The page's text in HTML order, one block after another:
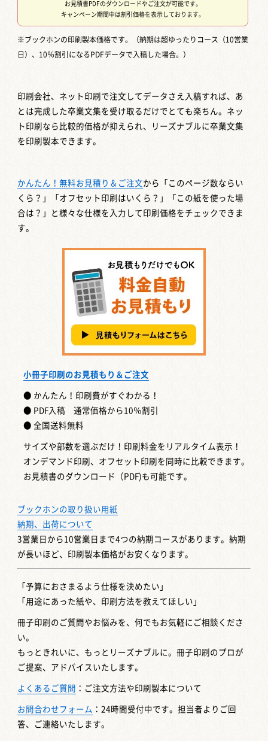
お見積書PDFのダウンロードやご注文が可能です。
キャンペーン期間中は割引価格を表示しております。
※ブックホンの印刷製本価格です。（納期は超ゆったりコース（10営業
日）、10％割引になるPDFデータで入稿した場合。）
印刷会社、ネット印刷で注文してデータさえ入稿すれば、あ
とは完成した卒業文集を受け取るだけでとても楽ちん。ネッ
ト印刷なら比較的価格が抑えられ、リーズナブルに卒業文集
を印刷製本できます。
かんたん！無料お見積り＆ご注文から「このページ数ならい
くら？」「オフセット印刷はいくら？」「この紙を使った場
合は？」と様々な仕様を入力して印刷価格をチェックできま
す。
小冊子印刷のお見積もり＆ご注文
● かんたん！印刷費がすぐわかる！
● PDF入稿 通常価格から10％割引
● 全国送料無料
サイズや部数を選ぶだけ！印刷料金をリアルタイム表示！
オンデマンド印刷、オフセット印刷を同時に比較できます。
お見積書のダウンロード（PDF)も可能です。
ブックホンの取り扱い用紙
納期、出荷について
3営業日から10営業日まで4つの納期コースがあります。納期
が長いほど、印刷製本価格がお安くなります。
「予算におさまるよう仕様を決めたい」
「用途にあった紙や、印刷方法を教えてほしい」
冊子印刷のご質問やお悩みを、何でもお気軽にご相談くださ
い。
もっときれいに、もっとリーズナブルに。冊子印刷のプロが
ご提案、アドバイスいたします。
よくあるご質問 ：ご注文方法や印刷製本について
お問合わせフォーム ：24時間受付中です。担当者よりご回
答、ご連絡いたします。